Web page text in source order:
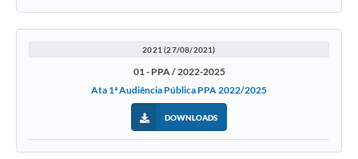
2021 (27/08/2021)
01 - PPA / 2022-2025
Ata 1ª Audiência Pública PPA 2022/2025
DOWNLOADS